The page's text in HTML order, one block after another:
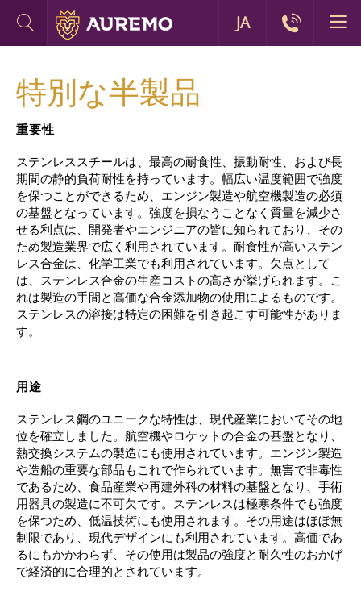
特別な半製品
重要性
ステンレススチールは、最高の耐食性、振動耐性、および長
期間の静的負荷耐性を持っています。幅広い温度範囲で強度
を保つことができるため、エンジン製造や航空機製造の必須
の基盤となっています。強度を損なうことなく質量を減少さ
せる利点は、開発者やエンジニアの皆に知られており、その
ため製造業界で広く利用されています。耐食性が高いステン
レス合金は、化学工業でも利用されています。欠点として
は、ステンレス合金の生産コストの高さが挙げられます。こ
れは製造の手間と高価な合金添加物の使用によるものです。
ステンレスの溶接は特定の困難を引き起こす可能性がありま
す。
用途
ステンレス鋼のユニークな特性は、現代産業においてその地
位を確立しました。航空機やロケットの合金の基盤となり、
熱交換システムの製造にも使用されています。エンジン製造
や造船の重要な部品もこれで作られています。無害で非毒性
であるため、食品産業や再建外科の材料の基盤となり、手術
用器具の製造に不可欠です。ステンレスは極寒条件でも強度
を保つため、低温技術にも使用されます。その用途はほぼ無
制限であり、現代デザインにも利用されています。高価であ
るにもかかわらず、その使用は製品の強度と耐久性のおかげ
で経済的に合理的とされています。
JA